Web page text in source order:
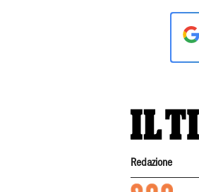
Redazione